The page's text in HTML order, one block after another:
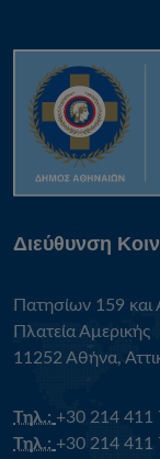
Διεύθυνση
Πατησίων 159
Πλατεία Αμερικής
11252 Αθήνα,
Τηλ.: +30 214 411
Τηλ.: +30 214 411